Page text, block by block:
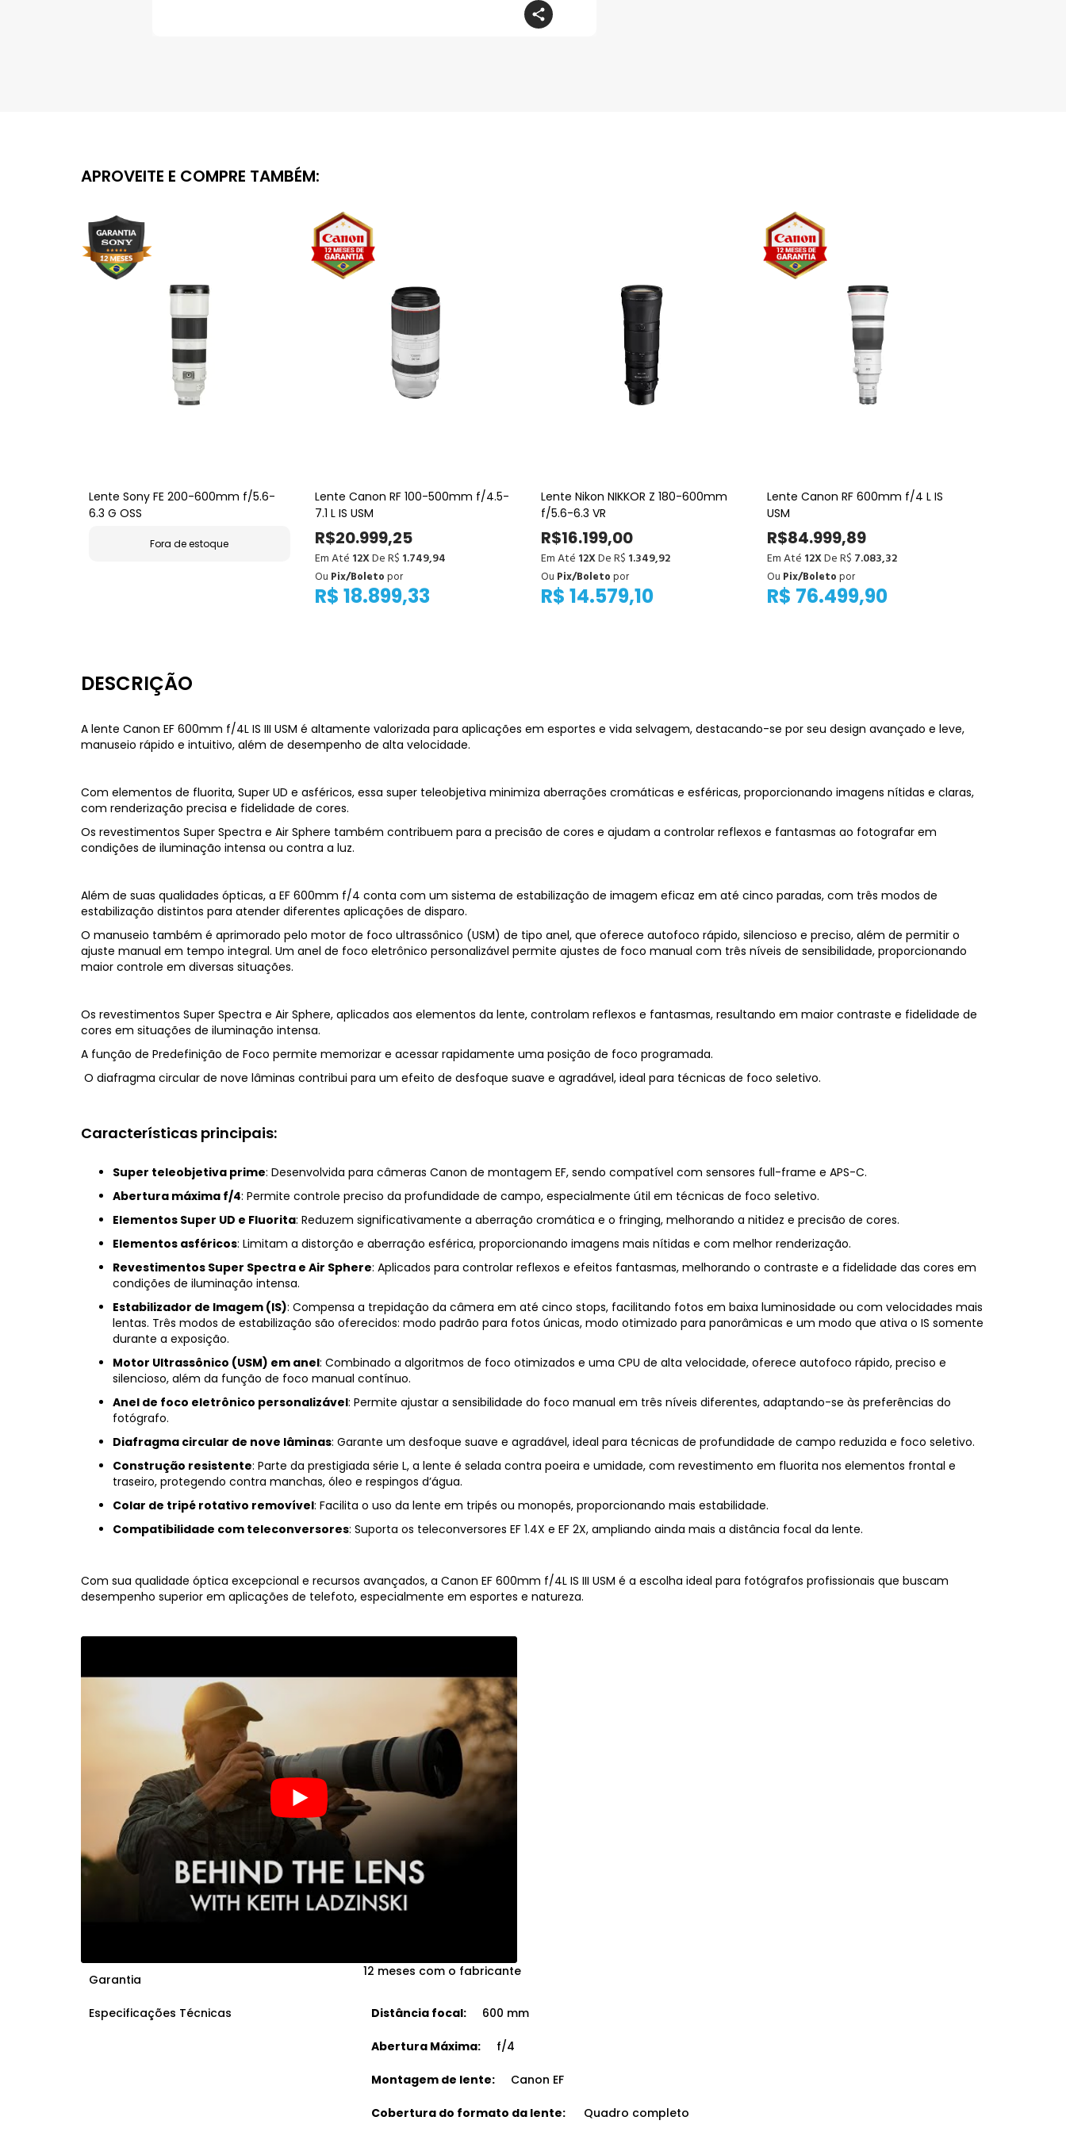
Garantia
12 meses com o fabricante
Especificações Técnicas Distância focal: 600 mm
Abertura Máxima: f/4
Montagem de lente: Canon EF
Cobertura do formato da lente: Quadro completo
APROVEITE E COMPRE TAMBÉM:
Lente Sony FE 200-600mm f/5.6-
6.3 G OSS
Fora de estoque
Lente Canon RF 100-500mm f/4.5-
7.1 L IS USM
R$20.999,25
Em Até 12XDe R$ 1.749,94
R$ 18.899,33
Ou Pix/Boletopor
Lente Nikon NIKKOR Z 180-600mm
f/5.6-6.3 VR
R$16.199,00
Em Até 12XDe R$ 1.349,92
R$ 14.579,10
Ou Pix/Boletopor
Lente Canon RF 600mm f/4 L IS
USM
R$84.999,89
Em Até 12XDe R$ 7.083,32
R$ 76.499,90
Ou Pix/Boletopor
DESCRIÇÃO
A lente Canon EF 600mm f/4L IS III USM é altamente valorizada para aplicações em esportes e vida selvagem, destacando-se por seu design avançado e leve,
manuseio rápido e intuitivo, além de desempenho de alta velocidade.
Com elementos de fluorita, Super UD e asféricos, essa super teleobjetiva minimiza aberrações cromáticas e esféricas, proporcionando imagens nítidas e claras,
com renderização precisa e fidelidade de cores.
Os revestimentos Super Spectra e Air Sphere também contribuem para a precisão de cores e ajudam a controlar reflexos e fantasmas ao fotografar em
condições de iluminação intensa ou contra a luz.
Além de suas qualidades ópticas, a EF 600mm f/4 conta com um sistema de estabilização de imagem eficaz em até cinco paradas, com três modos de
estabilização distintos para atender diferentes aplicações de disparo.
O manuseio também é aprimorado pelo motor de foco ultrassônico (USM) de tipo anel, que oferece autofoco rápido, silencioso e preciso, além de permitir o
ajuste manual em tempo integral. Um anel de foco eletrônico personalizável permite ajustes de foco manual com três níveis de sensibilidade, proporcionando
maior controle em diversas situações.
Os revestimentos Super Spectra e Air Sphere, aplicados aos elementos da lente, controlam reflexos e fantasmas, resultando em maior contraste e fidelidade de
cores em situações de iluminação intensa.
A função de Predefinição de Foco permite memorizar e acessar rapidamente uma posição de foco programada.
O diafragma circular de nove lâminas contribui para um efeito de desfoque suave e agradável, ideal para técnicas de foco seletivo.
Características principais:
Super teleobjetiva prime: Desenvolvida para câmeras Canon de montagem EF, sendo compatível com sensores full-frame e APS-C.
Abertura máxima f/4: Permite controle preciso da profundidade de campo, especialmente útil em técnicas de foco seletivo.
Elementos Super UD e Fluorita: Reduzem significativamente a aberração cromática e o fringing, melhorando a nitidez e precisão de cores.
Elementos asféricos: Limitam a distorção e aberração esférica, proporcionando imagens mais nítidas e com melhor renderização.
Revestimentos Super Spectra e Air Sphere: Aplicados para controlar reflexos e efeitos fantasmas, melhorando o contraste e a fidelidade das cores em
condições de iluminação intensa.
Estabilizador de Imagem (IS): Compensa a trepidação da câmera em até cinco stops, facilitando fotos em baixa luminosidade ou com velocidades mais
lentas. Três modos de estabilização são oferecidos: modo padrão para fotos únicas, modo otimizado para panorâmicas e um modo que ativa o IS somente
durante a exposição.
Motor Ultrassônico (USM) em anel: Combinado a algoritmos de foco otimizados e uma CPU de alta velocidade, oferece autofoco rápido, preciso e
silencioso, além da função de foco manual contínuo.
Anel de foco eletrônico personalizável: Permite ajustar a sensibilidade do foco manual em três níveis diferentes, adaptando-se às preferências do
fotógrafo.
Diafragma circular de nove lâminas: Garante um desfoque suave e agradável, ideal para técnicas de profundidade de campo reduzida e foco seletivo.
Construção resistente: Parte da prestigiada série L, a lente é selada contra poeira e umidade, com revestimento em fluorita nos elementos frontal e
traseiro, protegendo contra manchas, óleo e respingos d’água.
Colar de tripé rotativo removível: Facilita o uso da lente em tripés ou monopés, proporcionando mais estabilidade.
Compatibilidade com teleconversores: Suporta os teleconversores EF 1.4X e EF 2X, ampliando ainda mais a distância focal da lente.
Com sua qualidade óptica excepcional e recursos avançados, a Canon EF 600mm f/4L IS III USM é a escolha ideal para fotógrafos profissionais que buscam
desempenho superior em aplicações de telefoto, especialmente em esportes e natureza.